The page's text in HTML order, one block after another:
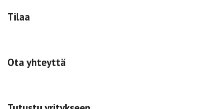
Tilaa
Ota yhteyttä